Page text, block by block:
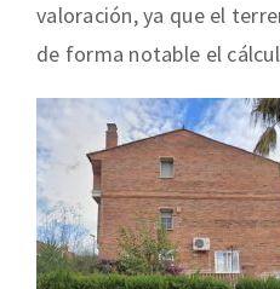
valoración, ya que el
de forma notable el